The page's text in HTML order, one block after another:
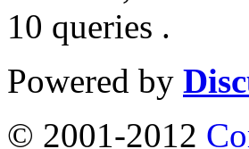
10 queries .
Powered by
© 2001-2012